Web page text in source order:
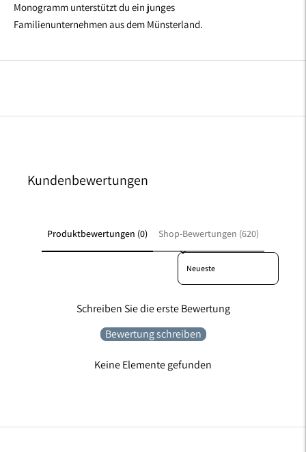
Monogramm unterstützt du ein junges
Familienunternehmen aus dem Münsterland.
Kundenbewertungen
Produktbewertungen (0) Shop-Bewertungen (620)
Sort reviews by
Schreiben Sie die erste Bewertung
Bewertung schreiben
Keine Elemente gefunden